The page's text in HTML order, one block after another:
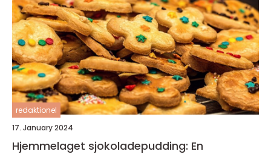
redaktionel
17. January 2024
Hjemmelaget sjokoladepudding: En